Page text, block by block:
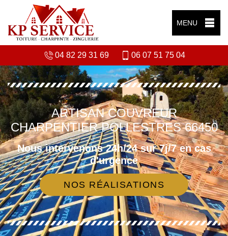
MENU
04 82 29 31 69 06 07 51 75 04
ARTISAN COUVREUR
CHARPENTIER POLLESTRES 66450
Nous intervenons 24h/24 sur 7j/7 en cas
d'urgence
NOS RÉALISATIONS